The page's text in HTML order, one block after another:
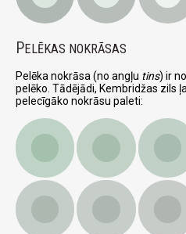
PELĒKAS NOKRĀSAS
Pelēka nokrāsa (no angļu tins) ir
pelēko. Tādējādi, Kembridžas zils
pelecīgāko nokrāsu paleti: